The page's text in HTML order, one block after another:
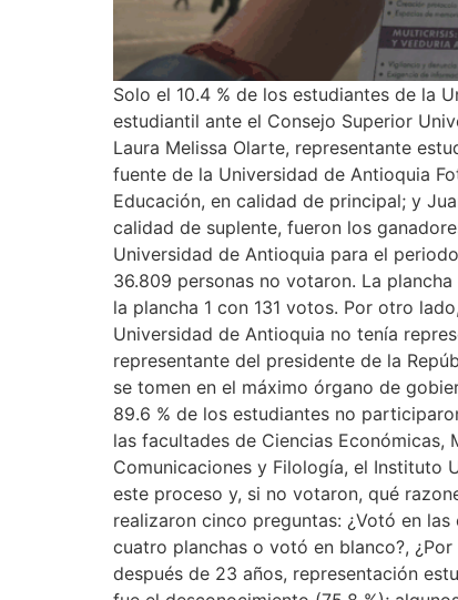
Solo el 10.4 % de los estudiantes de la
estudiantil ante el Consejo Superior
Laura Melissa Olarte, representante
fuente de la Universidad de Antioquia
Educación, en calidad de principal; y
calidad de suplente, fueron los
Universidad de Antioquia para el
36.809 personas no votaron. La
la plancha 1 con 131 votos. Por otro
Universidad de Antioquia no tenía
representante del presidente de la
se tomen en el máximo órgano de
89.6 % de los estudiantes no
las facultades de Ciencias Económicas,
Comunicaciones y Filología, el Instituto
este proceso y, si no votaron, qué
realizaron cinco preguntas: ¿Votó en
cuatro planchas o votó en blanco?,
después de 23 años, representación